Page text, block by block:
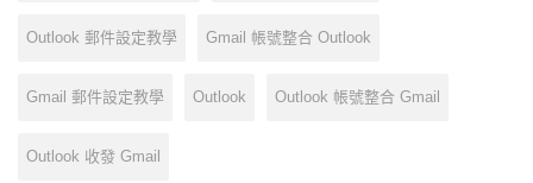
Outlook 郵件設定教學 Gmail 帳號整合 Outlook
Gmail 郵件設定教學 Outlook Outlook 帳號整合 Gmail
Outlook 收發 Gmail